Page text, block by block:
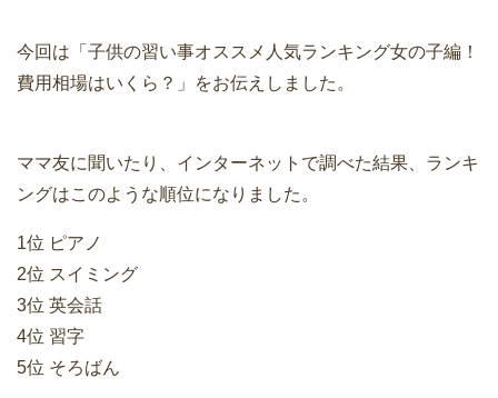
今回は「子供の習い事オススメ人気ランキング女の子編！
費用相場はいくら？」をお伝えしました。
ママ友に聞いたり、インターネットで調べた結果、ランキ
ングはこのような順位になりました。
1位 ピアノ
2位 スイミング
3位 英会話
4位 習字
5位 そろばん